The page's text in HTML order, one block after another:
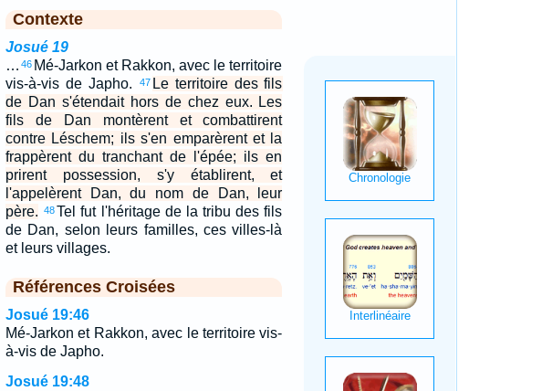
Contexte
Josué 19
… 46 Mé-Jarkon et Rakkon, avec le territoire
vis-à-vis de Japho.
47 Le territoire des fils
de Dan s'étendait hors de chez eux. Les
fils de Dan montèrent et combattirent
contre Léschem; ils s'en emparèrent et la
frappèrent du tranchant de l'épée; ils en
prirent possession, s'y établirent, et
l'appelèrent Dan, du nom de Dan, leur
père. 48Tel fut l'héritage de la tribu des fils
de Dan, selon leurs familles, ces villes-là
et leurs villages.
Références Croisées
Josué 19:46
Mé-Jarkon et Rakkon, avec le territoire vis-
à-vis de Japho.
Josué 19:48